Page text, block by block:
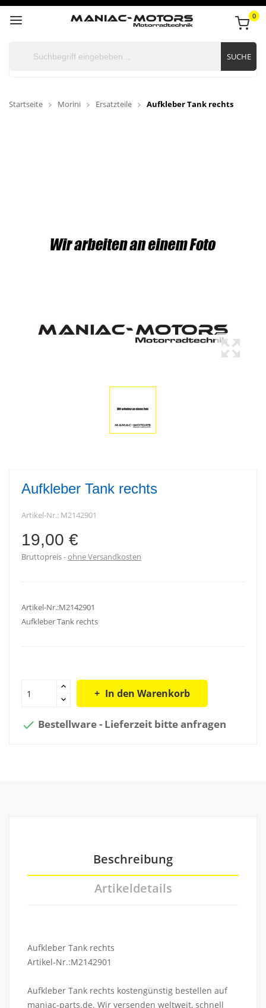
0
SUCHE
Startseite Morini Ersatzteile Aufkleber Tank rechts
Aufkleber Tank rechts
Artikel-Nr.: M2142901
19,00 €
Bruttopreis ohne Versandkosten
Artikel-Nr.:M2142901
Aufkleber Tank rechts
In den Warenkorb
 Bestellware - Lieferzeit bitte anfragen
Beschreibung
Artikeldetails
Aufkleber Tank rechts
Artikel-Nr.:M2142901
Aufkleber Tank rechts kostengünstig bestellen auf
maniac-parts.de. Wir versenden weltweit, schnell